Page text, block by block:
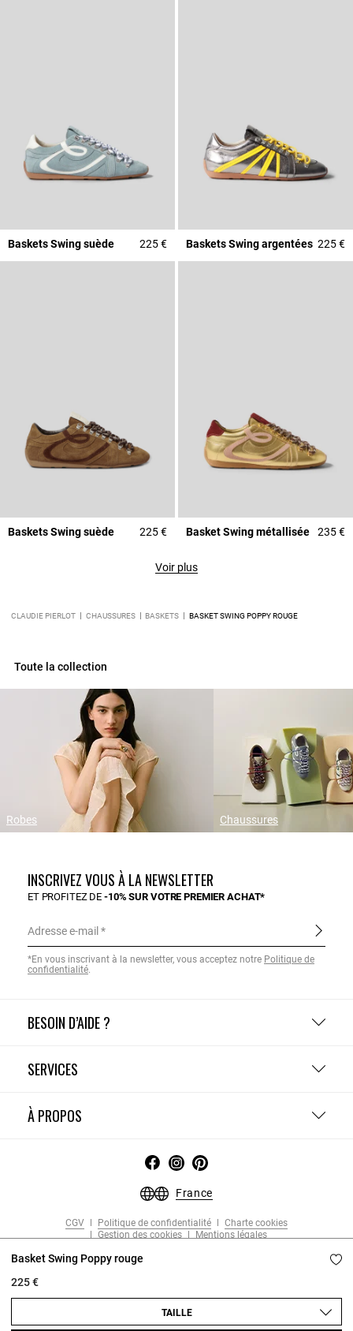
Basket Swing Poppy rouge
225 €
TAILLE
Baskets Swing suède 225 € Baskets Swing argentées 225 €
Baskets Swing suède 225 € Basket Swing métallisée 235 €
Voir plus
CLAUDIE PIERLOT CHAUSSURES BASKETS BASKET SWING POPPY ROUGE
Toute la collection
Robes Chaussures
BESOIN D’AIDE ?
SERVICES
À PROPOS
INSCRIVEZ VOUS À LA NEWSLETTER
ET PROFITEZ DE-10% SUR VOTRE PREMIER ACHAT*
Adresse e-mail
*En vous inscrivant à la newsletter, vous acceptez notre Politique de
confidentialité.
France
CGV Politique de confidentialité
Charte cookies
Gestion des cookies
Mentions légales
Copyright © 2026 Claudie Pierlot. Tous droits réservés.